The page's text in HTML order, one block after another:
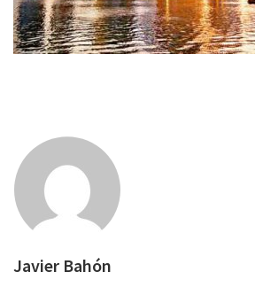
Javier Bahón